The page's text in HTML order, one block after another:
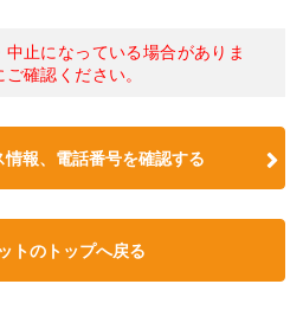
止になっている場合がありま
確認ください。
報、電話番号を確認する
トのトップへ戻る